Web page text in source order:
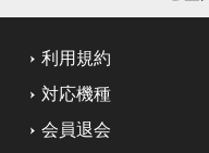
利用規約
対応機種
会員退会